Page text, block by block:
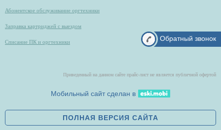
Обратный звонок
Абонентское обслуживание оргтехники
Заправка картриджей с выездом
Списание ПК и оргтехники
Приведенный на данном сайте прайс-лист не является публичной офертой
Мобильный сайт сделан в
ПОЛНАЯ ВЕРСИЯ САЙТА